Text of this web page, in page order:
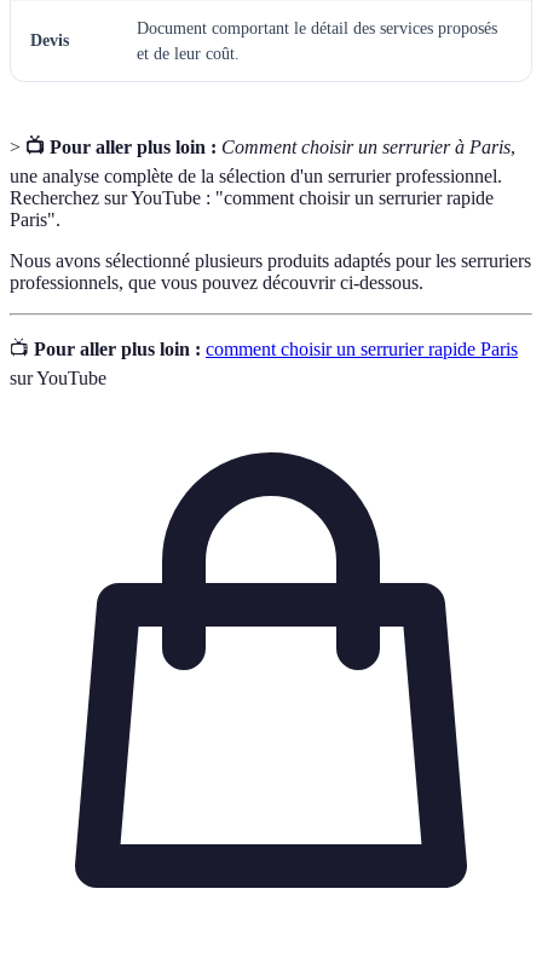
Devis
Document comportant le détail des services proposés
et de leur coût.
> 📺 Pour aller plus loin : Comment choisir un serrurier à Paris,
une analyse complète de la sélection d'un serrurier professionnel.
Recherchez sur YouTube : "comment choisir un serrurier rapide
Paris".
Nous avons sélectionné plusieurs produits adaptés pour les serruriers
professionnels, que vous pouvez découvrir ci-dessous.
📺 Pour aller plus loin : comment choisir un serrurier rapide Paris
sur YouTube